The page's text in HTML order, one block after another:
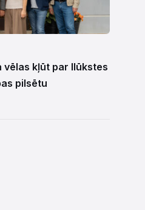
vēlas kļūt par Ilūkstes
pilsētu